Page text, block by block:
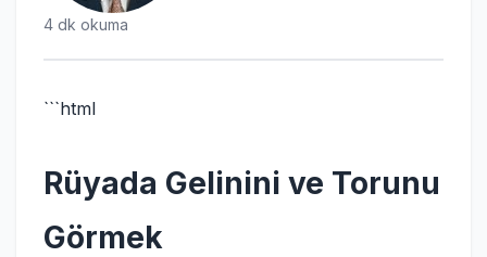
4 dk okuma
```html
Rüyada Gelinini ve Torunu
Görmek